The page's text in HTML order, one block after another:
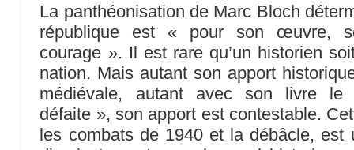
La panthéonisation de Marc Bloch
république est « pour son œuvre,
courage ». Il est rare qu’un historien
nation. Mais autant son apport
médiévale, autant avec son livre le
défaite », son apport est contestable.
les combats de 1940 et la débâcle, est